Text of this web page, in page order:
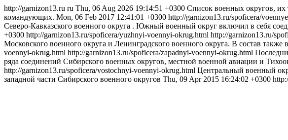
http://garnizon13.ru ru Thu, 06 Aug 2026 19:14:51 +0300 Список военных округов, их
командующих. Mon, 06 Feb 2017 12:41:01 +0300 http://garnizon13.ru/spoficera/
Северо-Кавказского военного округа . Южный военный округ включил в себя
+0300 http://garnizon13.ru/spoficera/yuzhnyi-voennyi-okrug.html http://garnizon13.ru/
Московского военного округа и Ленинградского военного округа. В состав
voennyi-okrug.html http://garnizon13.ru/spoficera/zapadnyi-voennyi-okrug.html
ряда соединений Сибирского военных округов, местной военной авиации и
http://garnizon13.ru/spoficera/vostochnyi-voennyi-okrug.html Центральный военный
западной части Сибирского военного округов Thu, 09 Apr 2015 16:24:02 +0300